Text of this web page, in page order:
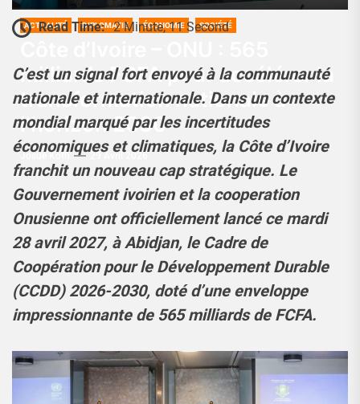
ACTUALITÉ DIPLOMATIE ÉCONOMIE SOCIÉTÉ
milliards FCFA pour accélérer la
transformation nationale à
l’horizon 2030
Josué Koffi 29 Avril 2026
Read Time: 2 Minute, 11 Second
C’est un signal fort envoyé à la communauté
nationale et internationale. Dans un contexte
mondial marqué par les incertitudes
économiques et climatiques, la Côte d’Ivoire
franchit un nouveau cap stratégique. Le
Gouvernement ivoirien et la cooperation
Onusienne ont officiellement lancé ce mardi
28 avril 2027, à Abidjan, le Cadre de
Coopération pour le Développement Durable
(CCDD) 2026-2030, doté d’une enveloppe
impressionnante de 565 milliards de FCFA.